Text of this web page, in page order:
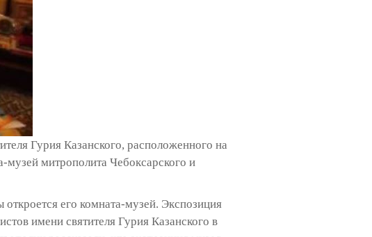
Гурия Казанского, расположенного на
музей митрополита Чебоксарского и
его комната-музей. Экспозиция
имени святителя Гурия Казанского в